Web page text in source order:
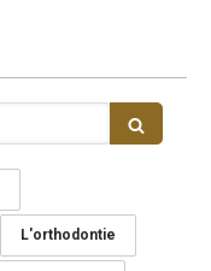
L'orthodontie